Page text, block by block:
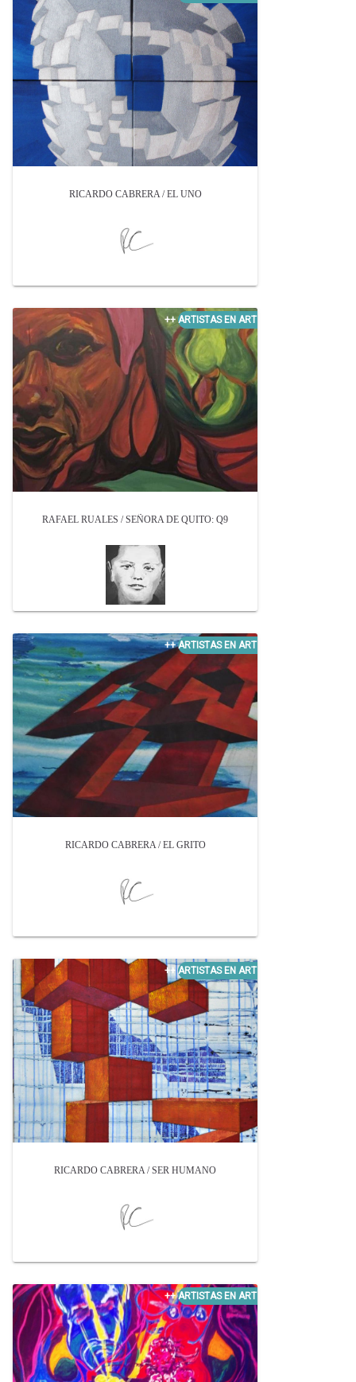
RICARDO CABRERA / EL UNO
RAFAEL RUALES / SEÑORA DE QUITO: Q9
RICARDO CABRERA / EL GRITO
RICARDO CABRERA / SER HUMANO